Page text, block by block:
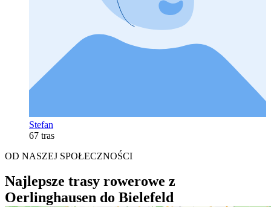
Stefan
67 tras
OD NASZEJ SPOŁECZNOŚCI
Najlepsze trasy rowerowe z
Oerlinghausen do Bielefeld